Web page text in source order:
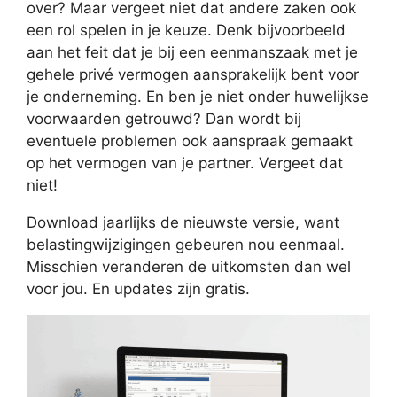
over? Maar vergeet niet dat andere zaken ook
een rol spelen in je keuze. Denk bijvoorbeeld
aan het feit dat je bij een eenmanszaak met je
gehele privé vermogen aansprakelijk bent voor
je onderneming. En ben je niet onder huwelijkse
voorwaarden getrouwd? Dan wordt bij
eventuele problemen ook aanspraak gemaakt
op het vermogen van je partner. Vergeet dat
niet!
Download jaarlijks de nieuwste versie, want
belastingwijzigingen gebeuren nou eenmaal.
Misschien veranderen de uitkomsten dan wel
voor jou. En updates zijn gratis.